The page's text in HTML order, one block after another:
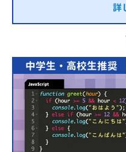
詳
中学生・高校生推奨